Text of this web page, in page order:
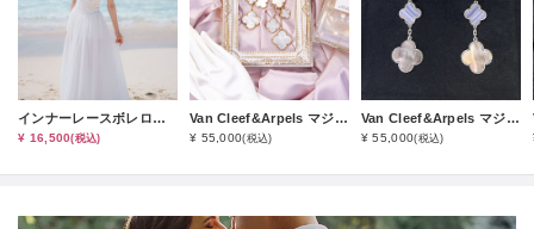
インナーレースボレロ（オプション小物）
¥ 16,500(税込)
Van Cleef&Arpels マジックアルハンブラ４モチーフピアス（S-1レンタルコース）
¥ 55,000(税込)
Van Cleef&Arpels マジックアルハンブラ３モチーフピアス（S-2レンタルコース）
¥ 55,000(税込)